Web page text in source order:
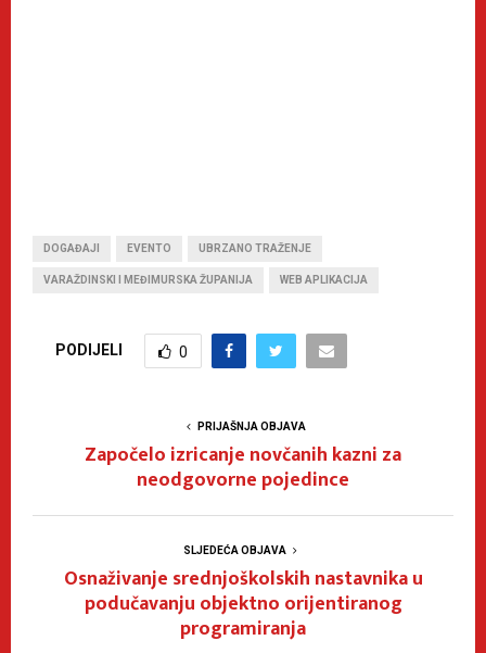
DOGAĐAJI EVENTO UBRZANO TRAŽENJE
VARAŽDINSKI I MEĐIMURSKA ŽUPANIJA WEB APLIKACIJA
PODIJELI 0
PRIJAŠNJA OBJAVA
Započelo izricanje novčanih kazni za
neodgovorne pojedince
SLJEDEĆA OBJAVA
Osnaživanje srednjoškolskih nastavnika u
podučavanju objektno orijentiranog
programiranja